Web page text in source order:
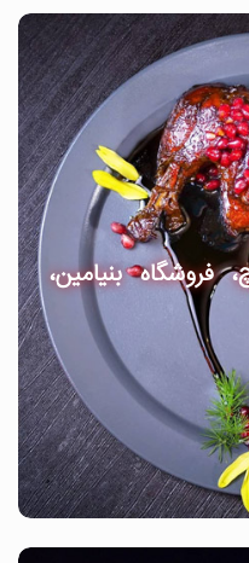
فروشگاه بنیامین،